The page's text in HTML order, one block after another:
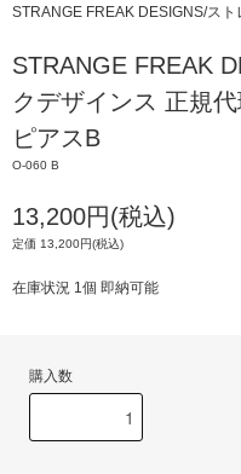
STRANGE FREAK DESIGNS/ス
STRANGE FREAK
クデザインス 正規
ピアスB
O-060 B
13,200円(税込)
定価 13,200円(税込)
在庫状況 1個 即納可能
購入数